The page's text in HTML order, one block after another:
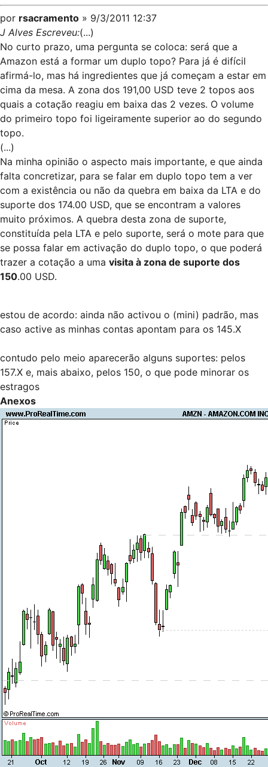
por rsacramento » 9/3/2011 12:37
J Alves Escreveu:(...)
No curto prazo, uma pergunta se coloca: será que a
Amazon está a formar um duplo topo? Para já é difícil
afirmá-lo, mas há ingredientes que já começam a estar em
cima da mesa. A zona dos 191,00 USD teve 2 topos aos
quais a cotação reagiu em baixa das 2 vezes. O volume
do primeiro topo foi ligeiramente superior ao do segundo
topo.
(...)
Na minha opinião o aspecto mais importante, e que ainda
falta concretizar, para se falar em duplo topo tem a ver
com a existência ou não da quebra em baixa da LTA e do
suporte dos 174.00 USD, que se encontram a valores
muito próximos. A quebra desta zona de suporte,
constituída pela LTA e pelo suporte, será o mote para que
se possa falar em activação do duplo topo, o que poderá
trazer a cotação a uma visita à zona de suporte dos
150.00 USD.
estou de acordo: ainda não activou o (mini) padrão, mas
caso active as minhas contas apontam para os 145.X
contudo pelo meio aparecerão alguns suportes: pelos
157.X e, mais abaixo, pelos 150, o que pode minorar os
estragos
Anexos